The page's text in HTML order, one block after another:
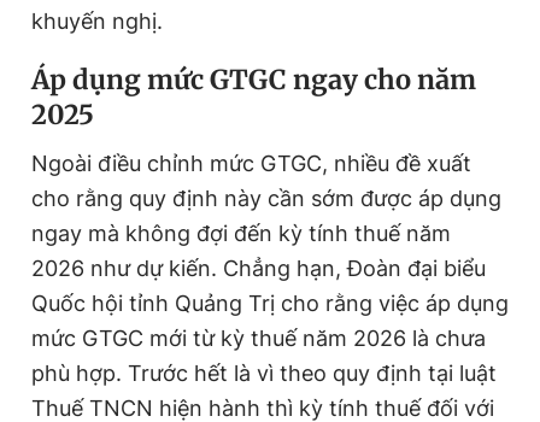
khuyến nghị.
Áp dụng mức GTGC ngay cho năm
2025
Ngoài điều chỉnh mức GTGC, nhiều đề xuất
cho rằng quy định này cần sớm được áp dụng
ngay mà không đợi đến kỳ tính thuế năm
2026 như dự kiến. Chẳng hạn, Đoàn đại biểu
Quốc hội tỉnh Quảng Trị cho rằng việc áp dụng
mức GTGC mới từ kỳ thuế năm 2026 là chưa
phù hợp. Trước hết là vì theo quy định tại luật
Thuế TNCN hiện hành thì kỳ tính thuế đối với